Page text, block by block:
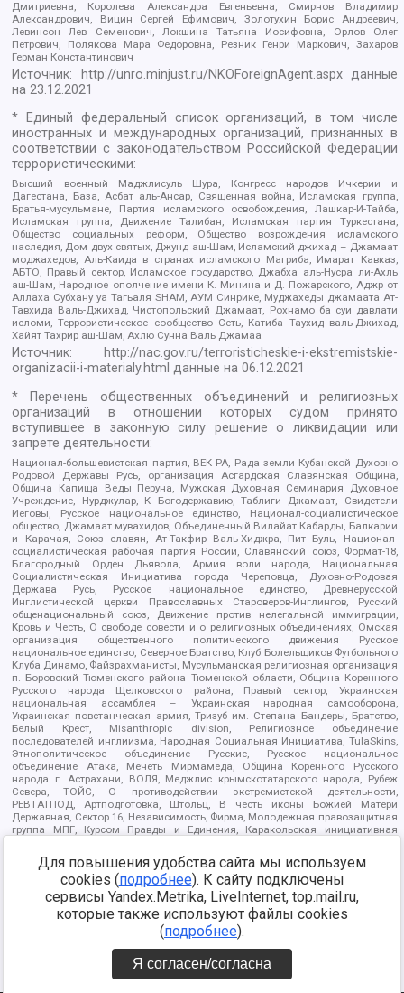
Дмитриевна, Королева Александра Евгеньевна, Смирнов Владимир
Александрович, Вицин Сергей Ефимович, Золотухин Борис Андреевич,
Левинсон Лев Семенович, Локшина Татьяна Иосифовна, Орлов Олег
Петрович, Полякова Мара Федоровна, Резник Генри Маркович, Захаров
Герман Константинович
Источник: http://unro.minjust.ru/NKOForeignAgent.aspxданные
на23.12.2021
* Единый федеральный список организаций, в том числе
иностранных и международных организаций, признанных в
соответствии с законодательством Российской Федерации
террористическими:
Высший военный Маджлисуль Шура, Конгресс народов Ичкерии и
Дагестана, База, Асбат аль-Ансар, Священная война, Исламская группа,
Братья-мусульмане, Партия исламского освобождения, Лашкар-И-Тайба,
Исламская группа, Движение Талибан, Исламская партия Туркестана,
Общество социальных реформ, Общество возрождения исламского
наследия, Дом двух святых, Джунд аш-Шам, Исламский джихад – Джамаат
моджахедов, Аль-Каида в странах исламского Магриба, Имарат Кавказ,
АБТО, Правый сектор, Исламское государство, Джабха аль-Нусра ли-Ахль
аш-Шам, Народное ополчение имени К. Минина и Д. Пожарского, Аджр от
Аллаха Субхану уа Тагьаля SHAM, АУМ Синрике, Муджахеды джамаата Ат-
Тавхида Валь-Джихад, Чистопольский Джамаат, Рохнамо ба суи давлати
исломи, Террористическое сообщество Сеть, Катиба Таухид валь-Джихад,
Хайят Тахрир аш-Шам, Ахлю Сунна Валь Джамаа
Источник:
http://nac.gov.ru/terroristicheskie-i-ekstremistskie-
organizacii-i-materialy.html данные на06.12.2021
* Перечень общественных объединений и религиозных
организаций в отношении которых судом принято
вступившее в законную силу решение о ликвидации или
запрете деятельности:
Национал-большевистская партия, ВЕК РА, Рада земли Кубанской Духовно
Родовой Державы Русь, организация Асгардская Славянская Община,
Община Капища Веды Перуна, Мужская Духовная Семинария Духовное
Учреждение, Нурджулар, К Богодержавию, Таблиги Джамаат, Свидетели
Иеговы, Русское национальное единство, Национал-социалистическое
общество, Джамаат мувахидов, Объединенный Вилайат Кабарды, Балкарии
и Карачая, Союз славян, Ат-Такфир Валь-Хиджра, Пит Буль, Национал-
социалистическая рабочая партия России, Славянский союз, Формат-18,
Благородный Орден Дьявола, Армия воли народа, Национальная
Социалистическая Инициатива города Череповца, Духовно-Родовая
Держава Русь, Русское национальное единство, Древнерусской
Инглистической церкви Православных Староверов-Инглингов, Русский
общенациональный союз, Движение против нелегальной иммиграции,
Кровь и Честь, О свободе совести и о религиозных объединениях, Омская
организация общественного политического движения Русское
национальное единство, Северное Братство, Клуб Болельщиков Футбольного
Клуба Динамо, Файзрахманисты, Мусульманская религиозная организация
п. Боровский Тюменского района Тюменской области, Община Коренного
Русского народа Щелковского района, Правый сектор, Украинская
национальная ассамблея – Украинская народная самооборона,
Украинская повстанческая армия, Тризуб им. Степана Бандеры, Братство,
Белый Крест, Misanthropic division, Религиозное объединение
последователей инглиизма, Народная Социальная Инициатива, TulaSkins,
Этнополитическое объединение Русские, Русское национальное
объединение Атака, Мечеть Мирмамеда, Община Коренного Русского
народа г. Астрахани, ВОЛЯ, Меджлис крымскотатарского народа, Рубеж
Севера, ТОЙС, О противодействии экстремистской деятельности,
РЕВТАТПОД, Артподготовка, Штольц, В честь иконы Божией Матери
Державная, Сектор 16, Независимость, Фирма, Молодежная правозащитная
группа МПГ, Курсом Правды и Единения, Каракольская инициативная
Благотворительный пансионат Ак Умут, Русская республика Русь,
Арестантское уголовное единство, Башкорт, Нация и свобода, W.H.С., Фалунь
Дафа, Иртыш Ultras, Русский Патриотический клуб-Новокузнецк/РПК,
Сибирский державный союз, Фонд борьбы с коррупцией, Фонд защиты прав
граждан, Штабы Навального, Совет граждан СССР Прикубанского округа г.
Краснодара
https://minjust.gov.ru/ru/documents/7822/
Для повышения удобства сайта мы используем
cookies (подробнее). К сайту подключены
сервисы Yandex.Metrika, LiveInternet, top.mail.ru,
которые также используют файлы cookies
(подробнее).
Я согласен/согласна